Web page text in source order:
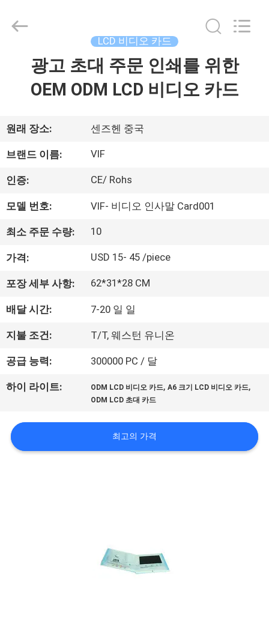
품
회
사
공
장
견
학
질
관
Shenzhen
LCD 비디오 카드
광고 초대 주문 인쇄를 위한
OEM ODM LCD 비디오 카드
원래 장소: 센즈헨 중국
브랜드 이름: VIF
인증: CE/ Rohs
모델 번호: VIF- 비디오 인사말 Card001
최소 주문 수량: 10
가격: USD 15- 45 /piece
포장 세부 사항: 62*31*28 CM
배달 시간: 7-20 일 일
지불 조건: T/T, 웨스턴 유니온
공급 능력: 300000 PC / 달
하이 라이트: ODM LCD 비디오 카드,A6 크기 LCD 비디오 카드,
ODM LCD 초대 카드
최고의 가격